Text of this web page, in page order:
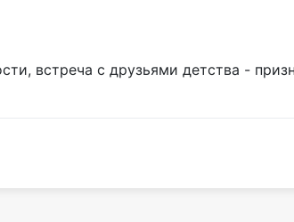
встреча с друзьями детства -